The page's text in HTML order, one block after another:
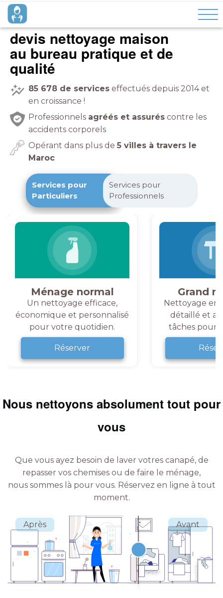
devis nettoyage maison
à domicile pratique et de
qualité
85 678 de services effectués depuis 2014 et
en croissance !
Professionnels agréés et assurés contre les
accidents corporels
Opérant dans plus de 5 villes à travers le
Maroc
Services pour
Particuliers
Services pour
Professionnels
Ménage normal
Un nettoyage efficace,
économique et personnalisé
pour votre quotidien.
Réserver
Grand
Nettoyage en
détaillé et
tâches pour
Nous nettoyons absolument tout pour
vous
Que vous ayez besoin de laver votres canapé, de
repasser vos chemises ou de faire le ménage,
nous sommes là pour vous. Réservez en ligne à tout
moment.